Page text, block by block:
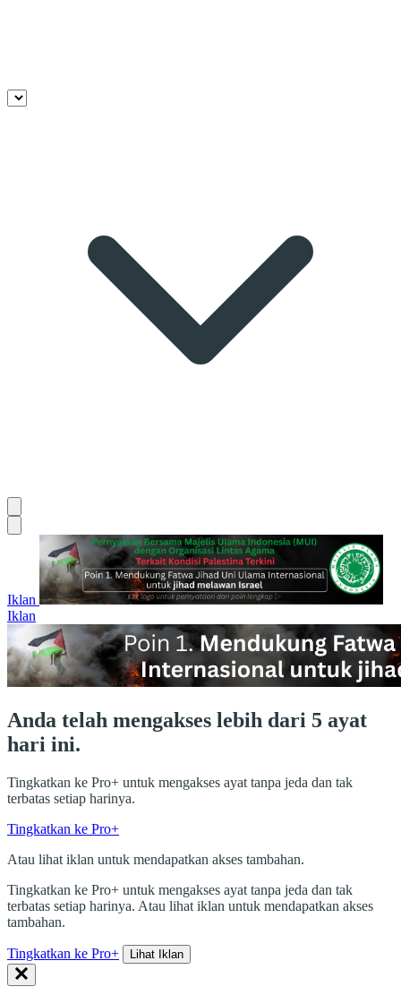
Iklan
Iklan
Anda telah mengakses lebih dari 5 ayat
hari ini.
Tingkatkan ke Pro+ untuk mengakses ayat tanpa jeda dan tak
terbatas setiap harinya.
Tingkatkan ke Pro+
Atau lihat iklan untuk mendapatkan akses tambahan.
Tingkatkan ke Pro+ untuk mengakses ayat tanpa jeda dan tak
terbatas setiap harinya. Atau lihat iklan untuk mendapatkan akses
tambahan.
Tingkatkan ke Pro+ Lihat Iklan